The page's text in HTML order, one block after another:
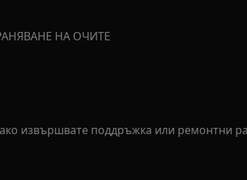
НА ОЧИТЕ
извършвате поддръжка или ремонтни